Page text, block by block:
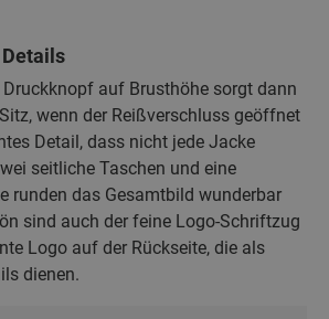
Druckknopf auf Brusthöhe sorgt dann
wenn der Reißverschluss geöffnet
Detail, dass nicht jede Jacke
seitliche Taschen und eine
runden das Gesamtbild wunderbar
sind auch der feine Logo-Schriftzug
Logo auf der Rückseite, die als
dienen.